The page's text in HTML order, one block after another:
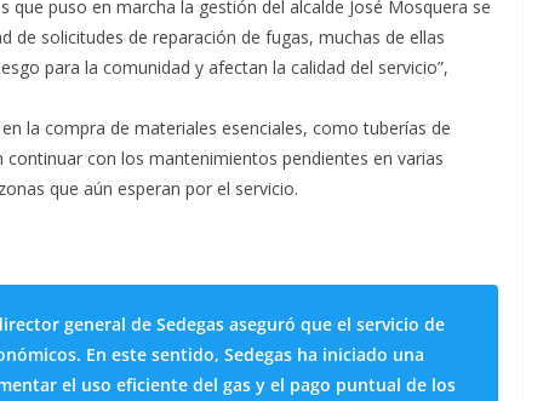
que puso en marcha la gestión del alcalde José Mosquera se
de solicitudes de reparación de fugas, muchas de ellas
para la comunidad y afectan la calidad del servicio”,
la compra de materiales esenciales, como tuberías de
con los mantenimientos pendientes en varias
que aún esperan por el servicio.
general de Sedegas aseguró que el servicio de
En este sentido, Sedegas ha iniciado una
el uso eficiente del gas y el pago puntual de los